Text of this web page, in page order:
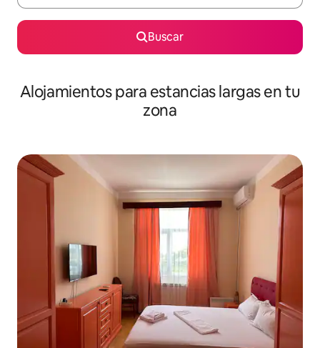
Buscar
Alojamientos para estancias largas en tu
zona